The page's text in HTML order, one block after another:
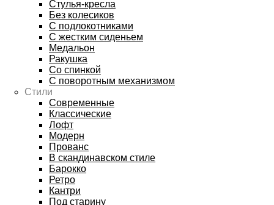
Стулья-кресла
Без колесиков
С подлокотниками
С жестким сиденьем
Медальон
Ракушка
Со спинкой
С поворотным механизмом
Стили
Современные
Классические
Лофт
Модерн
Прованс
В скандинавском стиле
Барокко
Ретро
Кантри
Под старину